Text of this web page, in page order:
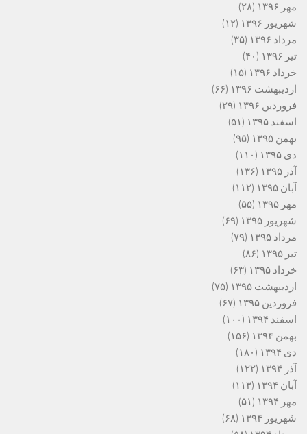
مهر ۱۳۹۶
(۲۸)
شهریور ۱۳۹۶
(۱۲)
مرداد ۱۳۹۶
(۳۵)
تیر ۱۳۹۶
(۴۰)
خرداد ۱۳۹۶
(۱۵)
اردیبهشت ۱۳۹۶
(۶۶)
فروردین ۱۳۹۶
(۲۹)
اسفند ۱۳۹۵
(۵۱)
بهمن ۱۳۹۵
(۹۵)
دی ۱۳۹۵
(۱۱۰)
آذر ۱۳۹۵
(۱۳۶)
آبان ۱۳۹۵
(۱۱۲)
مهر ۱۳۹۵
(۵۵)
شهریور ۱۳۹۵
(۶۹)
مرداد ۱۳۹۵
(۷۹)
تیر ۱۳۹۵
(۸۶)
خرداد ۱۳۹۵
(۶۳)
اردیبهشت ۱۳۹۵
(۷۵)
فروردین ۱۳۹۵
(۶۷)
اسفند ۱۳۹۴
(۱۰۰)
بهمن ۱۳۹۴
(۱۵۶)
دی ۱۳۹۴
(۱۸۰)
آذر ۱۳۹۴
(۱۲۲)
آبان ۱۳۹۴
(۱۱۳)
مهر ۱۳۹۴
(۵۱)
شهریور ۱۳۹۴
(۶۸)